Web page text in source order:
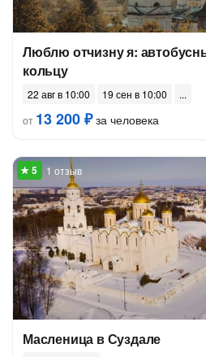
Люблю отчизну я:
кольцу
22 авг в 10:00
19 сен в 10:00
от 13 200 ₽за человека
1 отзыв
Масленица в Суздале